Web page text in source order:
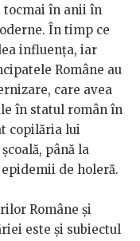
tocmai în anii în
În timp ce
influența, iar
Române au
care avea
în statul român în
copilăria lui
până la
de holeră.
Române și
este și subiectul